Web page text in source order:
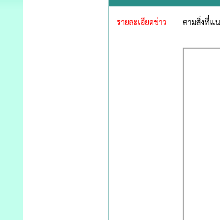
รายละเอียดข่าว ตามสิ่งที่แ